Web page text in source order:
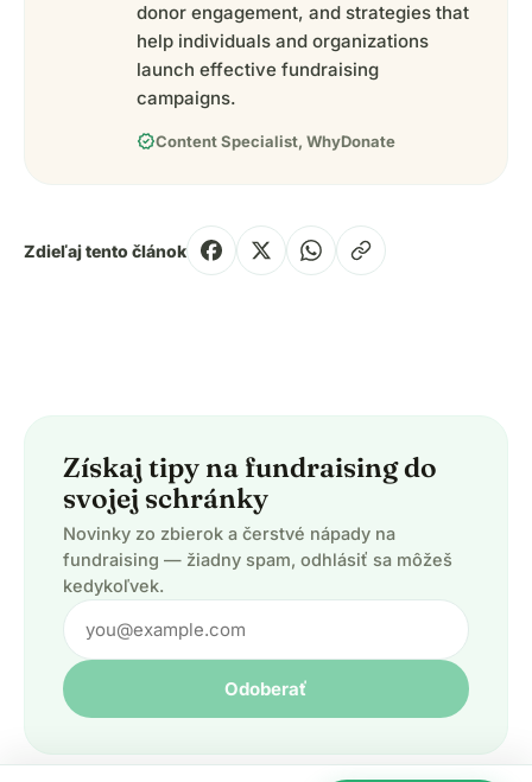
donor engagement, and strategies that
help individuals and organizations
launch effective fundraising
campaigns.
verifiedContent Specialist, WhyDonate
Zdieľaj tento článok
Získaj tipy na fundraising do
svojej schránky
Novinky zo zbierok a čerstvé nápady na
fundraising — žiadny spam, odhlásiť sa môžeš
kedykoľvek.
Odoberať